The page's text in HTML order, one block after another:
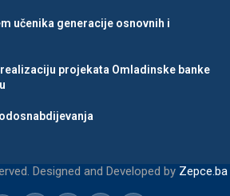
učenika generacije osnovnih i
projekata Omladinske banke
Designed and Developed by Zepce.ba